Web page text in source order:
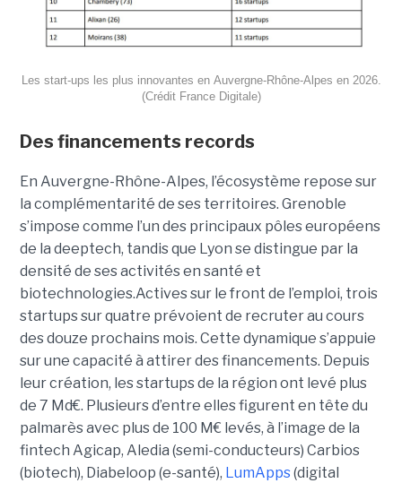
Les start-ups les plus innovantes en Auvergne-Rhône-Alpes en 2026.
(Crédit France Digitale)
Des financements records
En Auvergne-Rhône-Alpes, l’écosystème repose sur
la complémentarité de ses territoires. Grenoble
s’impose comme l’un des principaux pôles européens
de la deeptech, tandis que Lyon se distingue par la
densité de ses activités en santé et
biotechnologies.Actives sur le front de l’emploi, trois
startups sur quatre prévoient de recruter au cours
des douze prochains mois. Cette dynamique s’appuie
sur une capacité à attirer des financements. Depuis
leur création, les startups de la région ont levé plus
de 7 Md€. Plusieurs d’entre elles figurent en tête du
palmarès avec plus de 100 M€ levés, à l’image de la
fintech Agicap, Aledia (semi-conducteurs) Carbios
(biotech), Diabeloop (e-santé), LumApps(digital